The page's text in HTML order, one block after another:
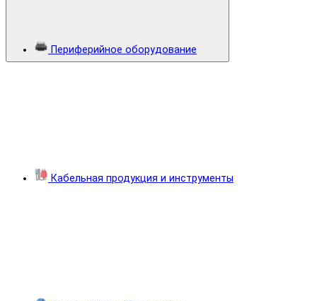
Периферийное оборудование
Кабельная продукция и инструменты